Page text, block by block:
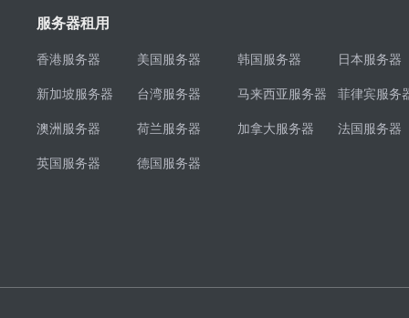
服务器租用
香港服务器 美国服务器 韩国服务器 日本服务器
新加坡服务器 台湾服务器 马来西亚服务器 菲律宾服务
澳洲服务器 荷兰服务器 加拿大服务器 法国服务器
英国服务器 德国服务器